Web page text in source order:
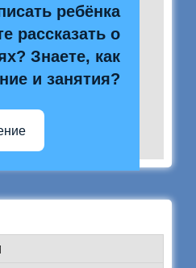
ребёнка
рассказать о
Знаете, как
и занятия?